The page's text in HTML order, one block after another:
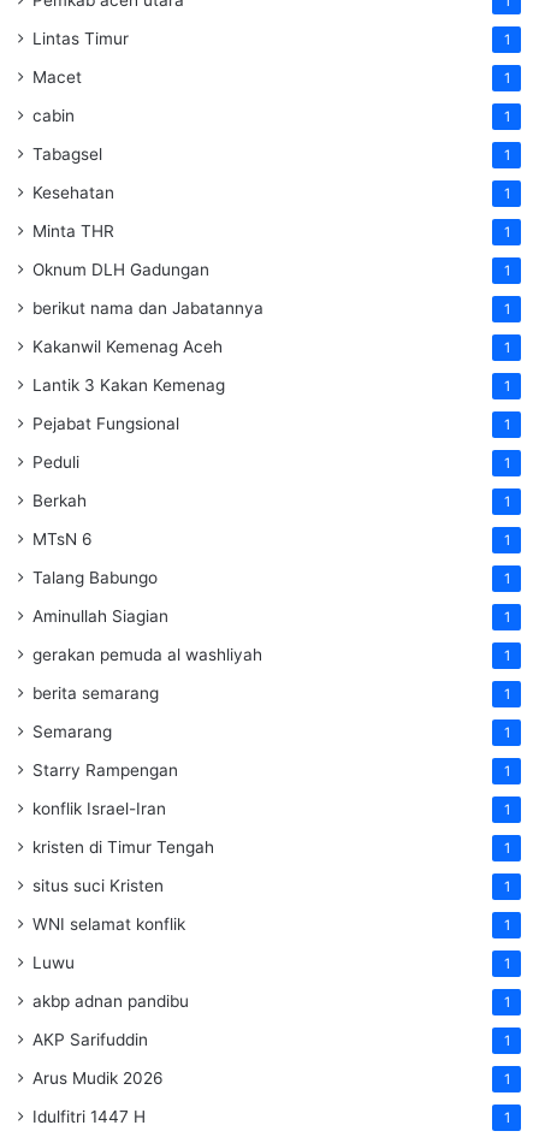
Lintas Timur 1
Macet 1
cabin 1
Tabagsel 1
Kesehatan 1
Minta THR 1
Oknum DLH Gadungan 1
berikut nama dan Jabatannya 1
Kakanwil Kemenag Aceh 1
Lantik 3 Kakan Kemenag 1
Pejabat Fungsional 1
Peduli 1
Berkah 1
MTsN 6 1
Talang Babungo 1
Aminullah Siagian 1
gerakan pemuda al washliyah 1
berita semarang 1
Semarang 1
Starry Rampengan 1
konflik Israel-Iran 1
kristen di Timur Tengah 1
situs suci Kristen 1
WNI selamat konflik 1
Luwu 1
akbp adnan pandibu 1
AKP Sarifuddin 1
Arus Mudik 2026 1
Idulfitri 1447 H 1